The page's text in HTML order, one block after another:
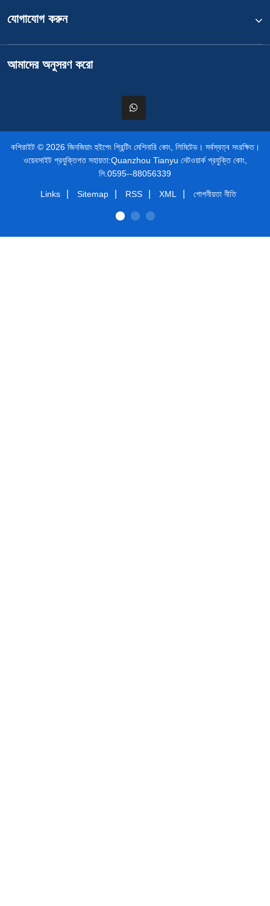
যোগাযোগ করুন
আমাদের অনুসরণ করো
কপিরাইট © 2026 জিনজিয়াং হুইপেং প্রিন্টিং মেশিনারি কোং, লিমিটেড। সর্বস্বত্ব সংরক্ষিত।
ওয়েবসাইট প্রযুক্তিগত সহায়তা:Quanzhou Tianyu নেটওয়ার্ক প্রযুক্তি কোং,
লি. 0595--88056339
Links Sitemap RSS XML গোপনীয়তা নীতি